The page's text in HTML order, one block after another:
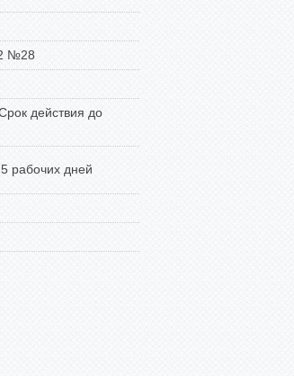
№28
действия до
рабочих дней